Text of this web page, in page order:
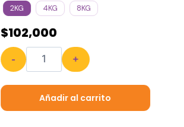
2KG 4KG 8KG
102,000
- +
Añadir al carrito